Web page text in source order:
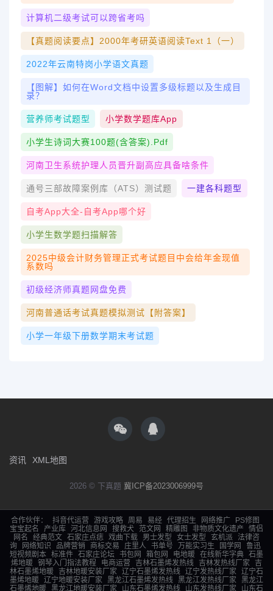
计算机二级考试可以跨省考吗
【真题阅读要点】2000年考研英语阅读Text 1（一）
2022年云南特岗小学语文真题
【图解】如何在Word文档中设置多级标题以及生成目
录？
营养师考试题型 小学数学题库app
小学生诗词大赛100题(含答案).pdf
河南卫生系统护理人员晋升副高应具备啥条件
通号三部故障案例库（ATS）测试题 一建各科题型
自考app大全-自考app哪个好
小学生数学题扫描解答
2025中级会计财务管理正式考试题目中会给年金现值
系数吗
初级经济师真题网盘免费
河南普通话考试真题模拟测试【附答案】
小学一年级下册数学期末考试题
资讯 XML地图
2026 © 下真题 冀ICP备2023006999号
合作伙伴： 抖音代运营 游戏攻略 周易 易经 代理招生 网络推广
PS修图
宝宝起名
产业库 河北信息网 搜救犬 范文网 精雕图 非物质文化遗产
情侣
网名
经典范文 石家庄点痣 戏曲下载 男士发型 女士发型 玄机派
法律咨
询
网络知识 品牌营销 商标交易 庄里人 书单号 万能实习生 国学网
鲁迅
短视频剧本 标准件 石家庄论坛 书包网 箱包网 电地暖 在线新华字典 石墨
烯地暖 钢琴入门指法教程 电商运营 吉林石墨烯发热线 吉林发热线厂家
吉
林石墨烯地暖
吉林地暖安装厂家 辽宁石墨烯发热线 辽宁发热线厂家
辽宁石
墨烯地暖 辽宁地暖安装厂家 黑龙江石墨烯发热线 黑龙江发热线厂家
黑龙江
石墨烯地暖 黑龙江地暖安装厂家 山东石墨烯发热线 山东发热线厂家 山东石